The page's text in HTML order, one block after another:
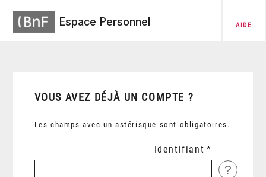
Espace Personnel AIDE
VOUS AVEZ DÉJÀ UN COMPTE ?
Les champs avec un astérisque sont obligatoires.
Identifiant
?